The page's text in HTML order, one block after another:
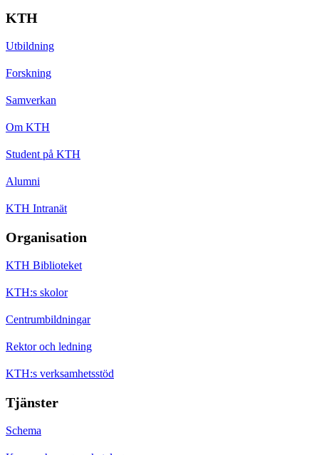
KTH
Utbildning
Forskning
Samverkan
Om KTH
Student på KTH
Alumni
KTH Intranät
Organisation
KTH Biblioteket
KTH:s skolor
Centrumbildningar
Rektor och ledning
KTH:s verksamhetsstöd
Tjänster
Schema